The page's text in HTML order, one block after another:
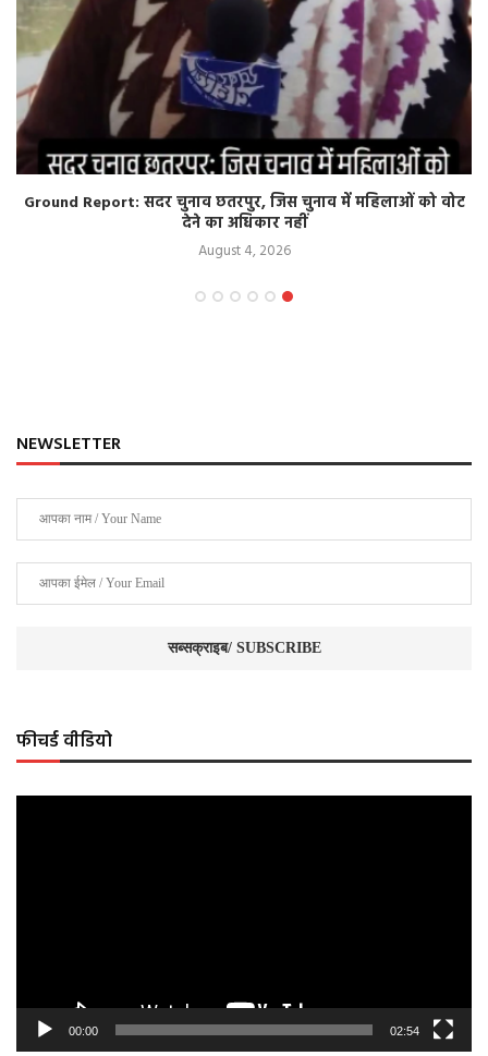
Ground Report: सदर चुनाव छतरपुर, जिस चुनाव में महिलाओं को वोट
देने का अधिकार नहीं
August 4, 2026
NEWSLETTER
फीचर्ड वीडियो
00:00 02:54